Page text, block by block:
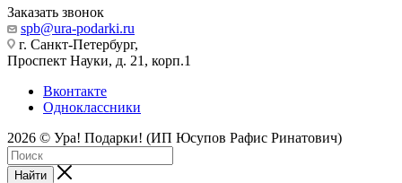
Заказать звонок
spb@ura-podarki.ru
г. Санкт-Петербург,
Проспект Науки, д. 21, корп.1
Вконтакте
Одноклассники
2026 © Ура! Подарки! (ИП Юсупов Рафис Ринатович)
Найти